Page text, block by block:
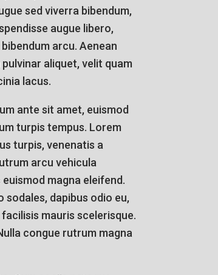
sed viverra bibendum,
augue libero,
arcu. Aenean
aliquet, velit quam
lacus.
ante sit amet, euismod
turpis tempus. Lorem
turpis, venenatis a
arcu vehicula
magna eleifend.
dapibus odio eu,
mauris scelerisque.
congue rutrum magna